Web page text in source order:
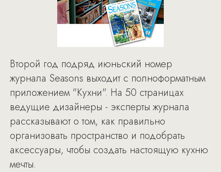
Второй год подряд июньский номер
журнала Seasons выходит с полноформатным
приложением "Кухни". На 50 страницах
ведущие дизайнеры - эксперты журнала
рассказывают о том, как правильно
организовать пространство и подобрать
аксессуары, чтобы создать настоящую кухню
мечты.